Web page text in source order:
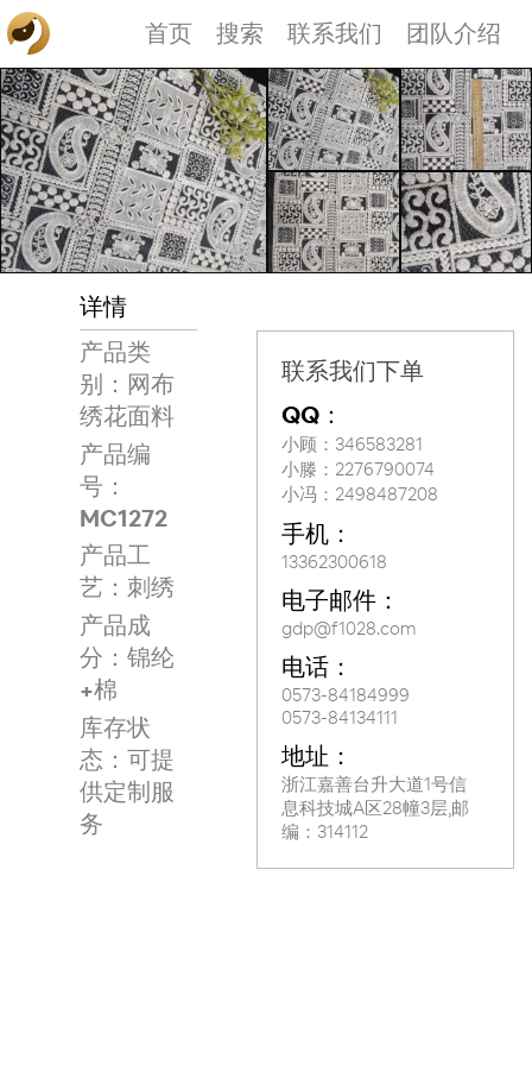
首页 搜索 联系我们 团队介绍
详情
产品类
别：网布
绣花面料
产品编
号：
MC1272
产品工
艺：刺绣
产品成
分：锦纶
+棉
库存状
态：可提
供定制服
务
联系我们下单
QQ：
小顾：346583281
小滕：2276790074
小冯：2498487208
手机：
13362300618
电子邮件：
gdp@f1028.com
电话：
0573-84184999
0573-84134111
地址：
浙江嘉善台升大道1号信
息科技城A区28幢3层,邮
编：314112